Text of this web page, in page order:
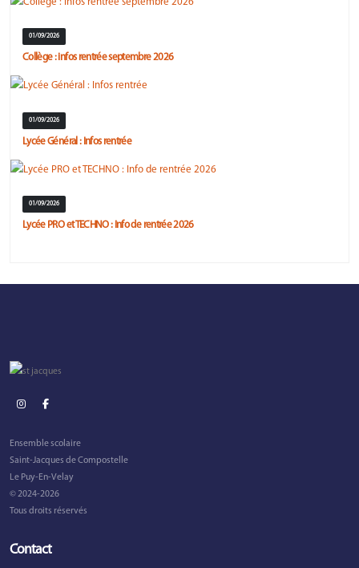
01/09/2026
Collège : infos rentrée septembre 2026
01/09/2026
Lycée Général : Infos rentrée
01/09/2026
Lycée PRO et TECHNO : Info de rentrée 2026
Ensemble scolaire
Saint-Jacques de Compostelle
Le Puy-En-Velay
© 2024-2026
Tous droits réservés
Contact